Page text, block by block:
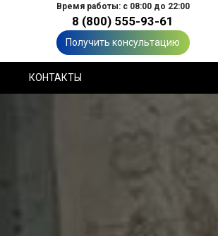
Время работы: с 08:00 до 22:00
8 (800) 555-93-61
Получить консультацию
КОНТАКТЫ